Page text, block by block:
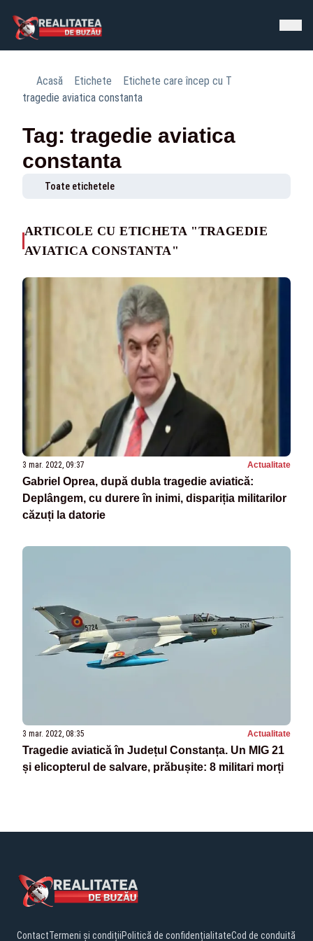
Acasă Etichete
Etichete care încep cu T
tragedie aviatica constanta
Tag: tragedie aviatica
constanta
Toate etichetele
ARTICOLE CU ETICHETA "TRAGEDIE
AVIATICA CONSTANTA"
3 mar. 2022, 09:37 Actualitate
Gabriel Oprea, după dubla tragedie aviatică:
Deplângem, cu durere în inimi, dispariția militarilor
căzuți la datorie
3 mar. 2022, 08:35 Actualitate
Tragedie aviatică în Județul Constanța. Un MIG 21
și elicopterul de salvare, prăbușite: 8 militari morți
ContactTermeni și condițiiPolitică de confidențialitateCod de conduită